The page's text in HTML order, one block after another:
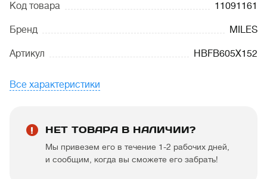
Код товара 11091161
Бренд MILES
Артикул HBFB605X152
Все характеристики
НЕТ ТОВАРА В НАЛИЧИИ?
Мы привезем его в течение 1-2 рабочих дней,
и сообщим, когда вы сможете его забрать!